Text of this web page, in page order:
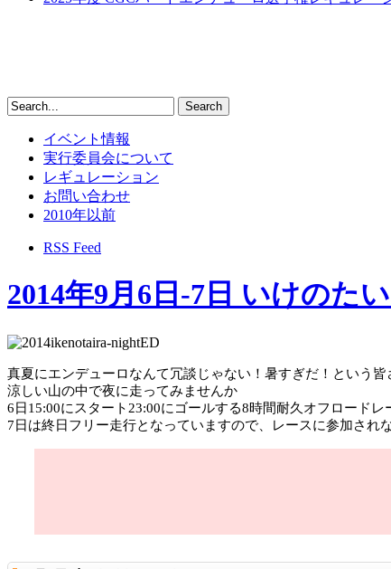
イベント情報
実行委員会について
レギュレーション
お問い合わせ
2010年以前
RSS Feed
2014年9月6日-7日 いけのた
真夏にエンデューロなんて冗談じゃない！暑すぎだ！という皆
涼しい山の中で夜に走ってみませんか
6日15:00にスタート23:00にゴールする8時間耐久オフロードレ
7日は終日フリー走行となっていますので、レースに参加され